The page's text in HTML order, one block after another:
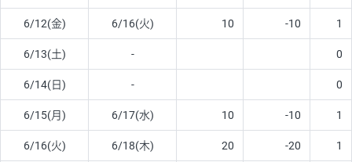
6/12(金) 6/16(火) 10 -10 1
6/13(土) - 0
6/14(日) - 0
6/15(月) 6/17(水) 10 -10 1
6/16(火) 6/18(木) 20 -20 1